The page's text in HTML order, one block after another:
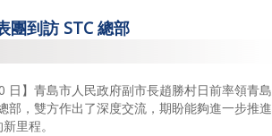
團到訪 STC 總部
日】青島市人民政府副市長趙勝村日前率領青島
部，雙方作出了深度交流，期盼能夠進一步推進
里程。